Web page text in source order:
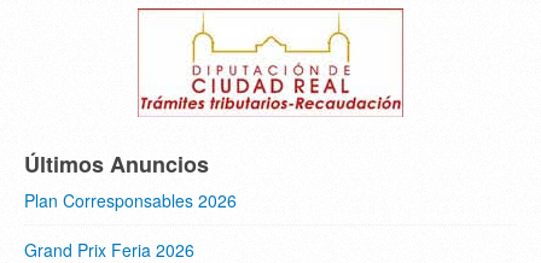
Últimos Anuncios
Plan Corresponsables 2026
Grand Prix Feria 2026